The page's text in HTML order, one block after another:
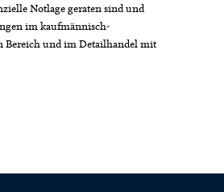
Notlage geraten sind und
im kaufmännisch-
Bereich und im Detailhandel mit